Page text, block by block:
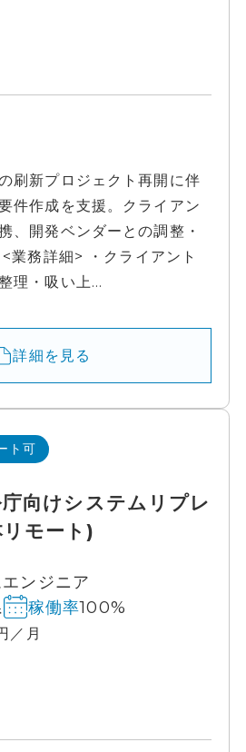
刷新プロジェクト再開に伴
件作成を支援。クライアン
、開発ベンダーとの調整・
業務詳細> ・クライアント
理・吸い上...
詳細を見る
ト可
庁向けシステムリプレ
モート)
ンジニア
稼働率100%
／月